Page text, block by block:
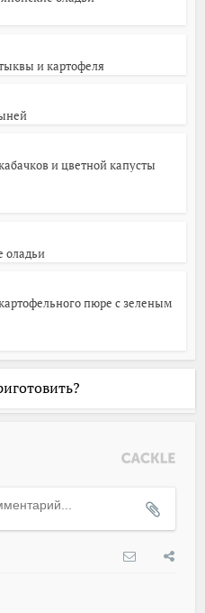
и картофеля
и цветной капусты
оладьи
пюре с зеленым